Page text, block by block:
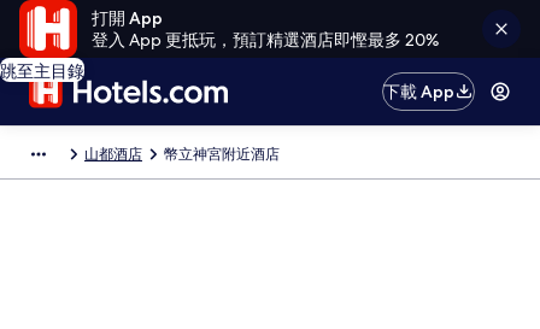
打開 App
登入 App 更抵玩，預訂精選酒店即慳最多 20%
跳至主目錄
下載 App
山都酒店 幣立神宮附近酒店